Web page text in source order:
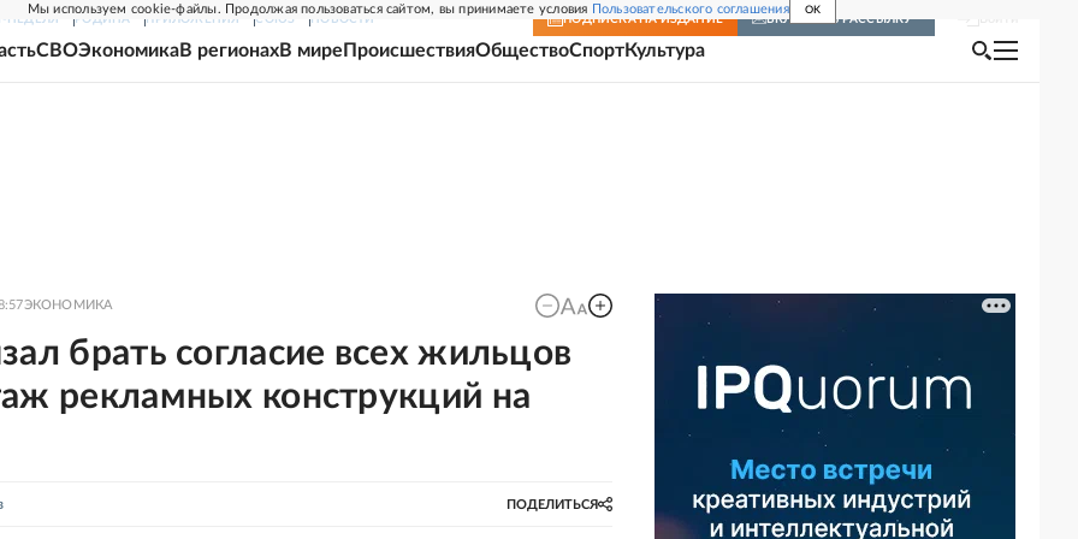
Мы используем cookie-файлы. Продолжая пользоваться сайтом, вы принимаете условия Пользовательского соглашения OK
НЕДЕЛЯ РОДИНА ПРИЛОЖЕНИЯ СОЮЗ НОВОСТИ ПОДПИСКА НА ИЗДАНИЕ ВКЛЮЧИТЬ РАССЫЛКУ
СВОЭкономикаВ регионахВ мире ПроисшествияОбществоСпортКультура
ЭКОНОМИКА
брать согласие всех жильцов
рекламных конструкций на
ПОДЕЛИТЬСЯ